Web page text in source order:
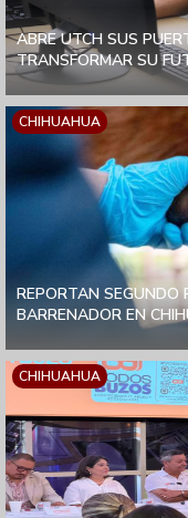
ABRE UTCH SUS
TRANSFORMAR SU
CHIHUAHUA
REPORTAN SEGUNDO
BARRENADOR EN
CHIHUAHUA